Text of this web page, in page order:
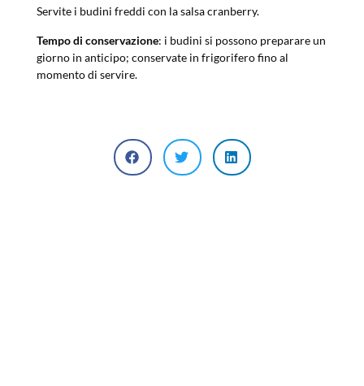
Servite i budini freddi con la salsa cranberry.
Tempo di conservazione: i budini si possono preparare un
giorno in anticipo; conservate in frigorifero fino al
momento di servire.